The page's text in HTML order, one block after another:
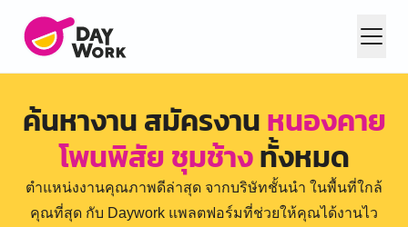
ค้นหางาน สมัครงานหนองคาย
โพนพิสัย ชุมช้างทั้งหมด
ตำแหน่งงานคุณภาพดีล่าสุด จากบริษัทชั้นนำ ในพื้นที่ใกล้
คุณที่สุด กับ Daywork แพลตฟอร์มที่ช่วยให้คุณได้งานไว